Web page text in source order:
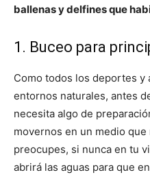
ballenas y delfines que
1. Buceo para
Como todos los deportes y
entornos naturales, antes
necesita algo de
movernos en un medio
preocupes, si nunca en tu
abrirá las aguas para que